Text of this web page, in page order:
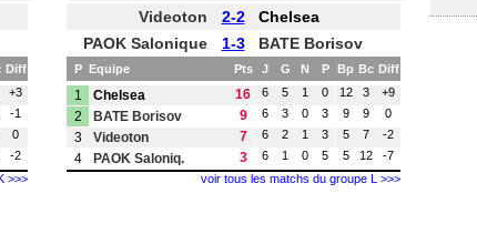
Diff
+3
-1
0
-2
>>>
Videoton 2-2
Chelsea
PAOK Salonique
1-3 BATE Borisov
P Equipe Pts J G N P Bp Bc Diff
1 Chelsea 16 6 5 1 0 12 3 +9
2 BATE Borisov 9 6 3 0 3 9 9 0
3 Videoton 7 6 2 1 3 5 7 -2
4 PAOK Saloniq. 3 6 1 0 5 5 12
-7
voir tous les matchs du groupe L >>>